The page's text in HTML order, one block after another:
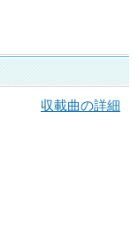
収載曲の詳細